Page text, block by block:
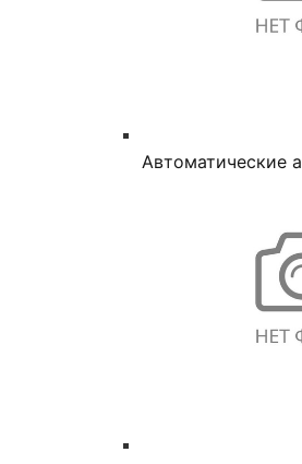
Автоматические